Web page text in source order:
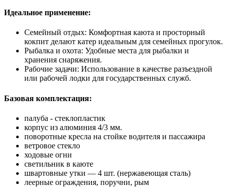
Идеальное применение:
Семейный отдых: Комфортная каюта и просторный
кокпит делают катер идеальным для семейных прогулок.
Рыбалка и охота: Удобные места для рыбалки и
хранения снаряжения.
Рабочие задачи: Использование в качестве разъездной
или рабочей лодки для государственных служб.
Базовая комплектация:
палуба - стеклопластик
корпус из алюминия 4/3 мм.
поворотные кресла на стойке водителя и пассажира
ветровое стекло
ходовые огни
светильник в каюте
швартовные утки — 4 шт. (нержавеющая сталь)
леерные ограждения, поручни, рым